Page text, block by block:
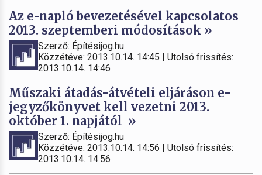
Az e-napló bevezetésével kapcsolatos
2013. szeptemberi módosítások »
Szerző: Építésijog.hu
Közzétéve: 2013.10.14. 14:45 | Utolsó frissítés:
2013.10.14. 14:46
Műszaki átadás-átvételi eljáráson e-
jegyzőkönyvet kell vezetni 2013.
október 1. napjától »
Szerző: Építésijog.hu
Közzétéve: 2013.10.14. 14:56 | Utolsó frissítés:
2013.10.14. 14:56